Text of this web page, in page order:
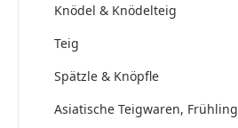
Knödel & Knödelteig
Teig
Spätzle & Knöpfle
Asiatische Teigwaren, Frühling